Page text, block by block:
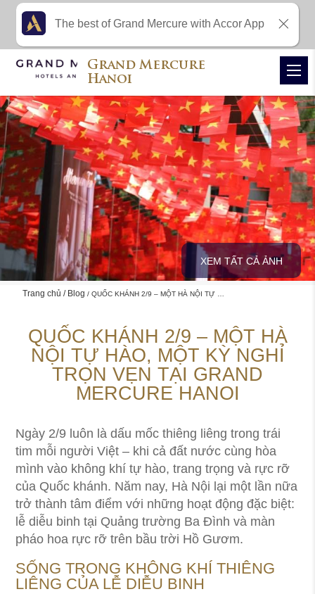
XEM TẤT CẢ ẢNH
Trang chủ Blog QUỐC KHÁNH 2/9 – MỘT HÀ NỘI TỰ …
QUỐC KHÁNH 2/9 – MỘT HÀ
NỘI TỰ HÀO, MỘT KỲ NGHỈ
TRỌN VẸN TẠI GRAND
MERCURE HANOI
Ngày 2/9 luôn là dấu mốc thiêng liêng trong trái
tim mỗi người Việt – khi cả đất nước cùng hòa
mình vào không khí tự hào, trang trọng và rực rỡ
của Quốc khánh. Năm nay, Hà Nội lại một lần nữa
trở thành tâm điểm với những hoạt động đặc biệt:
lễ diễu binh tại Quảng trường Ba Đình và màn
pháo hoa rực rỡ trên bầu trời Hồ Gươm.
SỐNG TRONG KHÔNG KHÍ THIÊNG
LIÊNG CỦA LỄ DIỄU BINH
Grand Mercure
Hanoi
The best of Grand Mercure with Accor App